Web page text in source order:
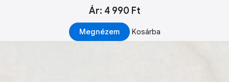
Ár: 4 990 Ft
Megnézem Kosárba